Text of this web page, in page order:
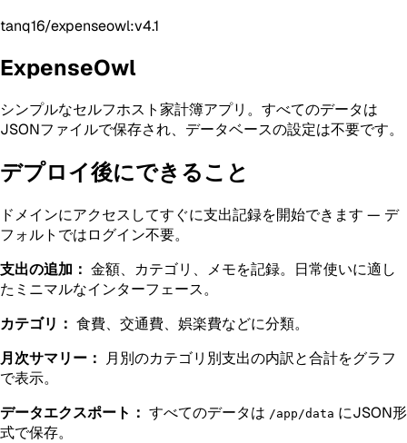
tanq16/expenseowl:v4.1
ExpenseOwl
シンプルなセルフホスト家計簿アプリ。すべてのデータは
JSONファイルで保存され、データベースの設定は不要です。
デプロイ後にできること
ドメインにアクセスしてすぐに支出記録を開始できます — デ
フォルトではログイン不要。
支出の追加： 金額、カテゴリ、メモを記録。日常使いに適し
たミニマルなインターフェース。
カテゴリ： 食費、交通費、娯楽費などに分類。
月次サマリー： 月別のカテゴリ別支出の内訳と合計をグラフ
で表示。
データエクスポート： すべてのデータは /app/data にJSON形
式で保存。